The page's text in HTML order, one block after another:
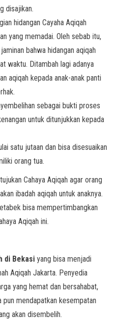
disajikan.
hidangan Cayaha Aqiqah
yang memadai. Oleh sebab itu,
bahwa hidangan aqiqah
waktu. Ditambah lagi adanya
aqiqah kepada anak-anak panti
sebagai bukti proses
untuk ditunjukkan kepada
satu jutaan dan bisa disesuaikan
orang tua.
Cahaya Aqiqah agar orang
ibadah aqiqah untuk anaknya.
bisa mempertimbangkan
Aqiqah ini.
di Bekasi yang bisa menjadi
Aqiqah Jakarta. Penyedia
yang hemat dan bersahabat,
pun mendapatkan kesempatan
akan disembelih.